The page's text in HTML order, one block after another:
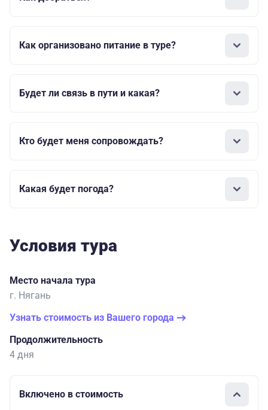
Как организовано питание в туре?
Будет ли связь в пути и какая?
Кто будет меня сопровождать?
Какая будет погода?
Условия тура
Место начала тура
г. Нягань
Узнать стоимость из Вашего города
Продолжительность
4 дня
Включено в стоимость